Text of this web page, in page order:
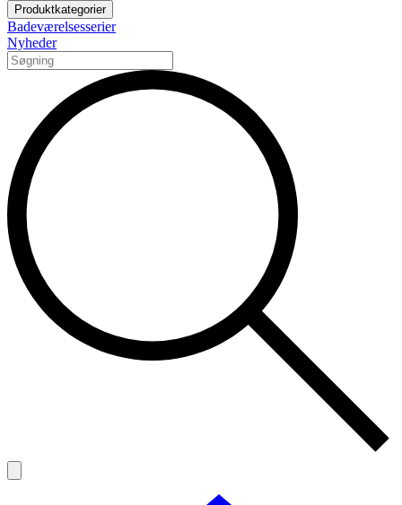
Produktkategorier
Badeværelsesserier
Nyheder